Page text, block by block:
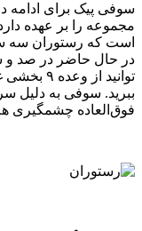
سوفی پیک برای ادامه
مجموعه را بر عهده
در حال حاضر در صد
توانید
ببرید. سوفی به دلیل
فوق‌العاده چشمگیری